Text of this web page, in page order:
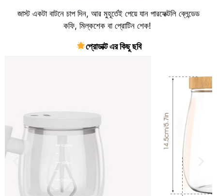
জাস্ট একটা বাটনে চাপ দিন, আর মুহূর্তেই পেয়ে যান পারফেক্টলি ব্লেন্ডেড
কফি, মিল্কশেক বা প্রোটিন শেক!
প্রোডাক্ট এর কিছু ছবি